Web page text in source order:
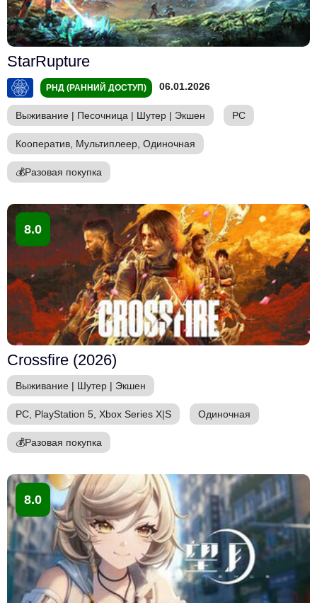
StarRupture
РНД (РАННИЙ ДОСТУП) 06.01.2026
Выживание | Песочница | Шутер | Экшен PC
Кооператив, Мультиплеер, Одиночная
💰Разовая покупка
8.0
Crossfire (2026)
Выживание | Шутер | Экшен
PC, PlayStation 5, Xbox Series X|S Одиночная
💰Разовая покупка
8.0